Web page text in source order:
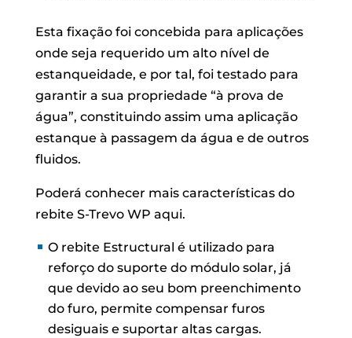
Esta fixação foi concebida para aplicações
onde seja requerido um alto nível de
estanqueidade, e por tal, foi testado para
garantir a sua propriedade “à prova de
água”, constituindo assim uma aplicação
estanque à passagem da água e de outros
fluidos.
Poderá conhecer mais características do
rebite S-Trevo WP aqui.
O rebite Estructural é utilizado para
reforço do suporte do módulo solar, já
que devido ao seu bom preenchimento
do furo, permite compensar furos
desiguais e suportar altas cargas.